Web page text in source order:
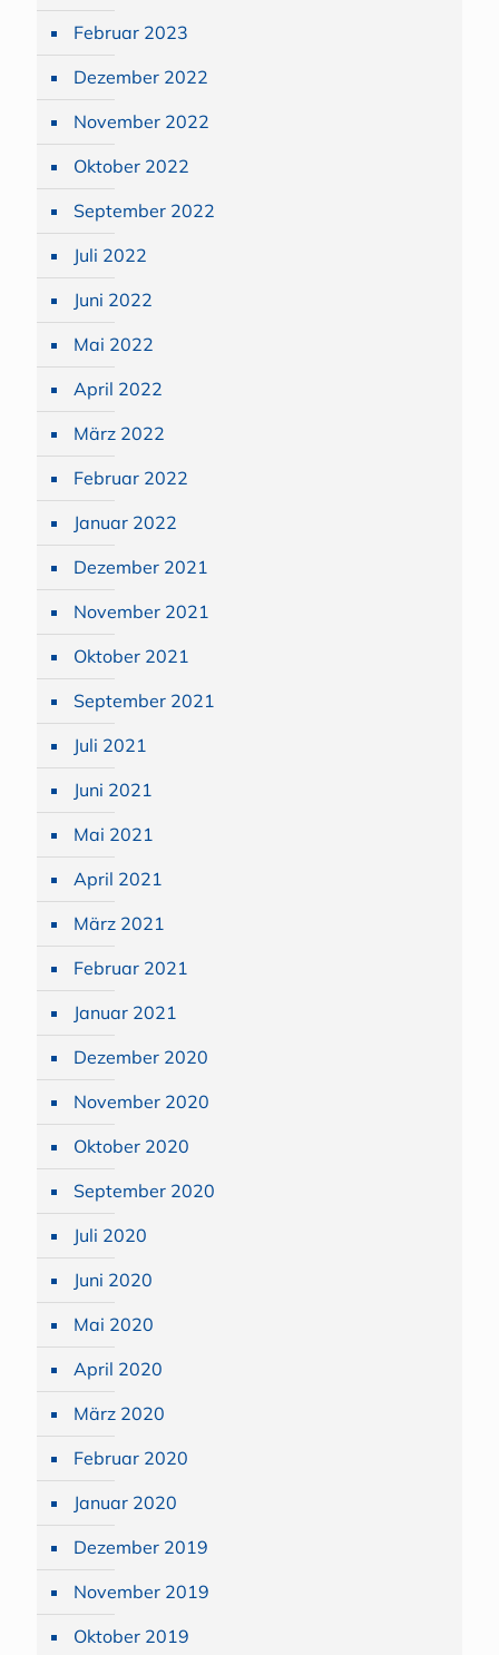
Februar 2023
Dezember 2022
November 2022
Oktober 2022
September 2022
Juli 2022
Juni 2022
Mai 2022
April 2022
März 2022
Februar 2022
Januar 2022
Dezember 2021
November 2021
Oktober 2021
September 2021
Juli 2021
Juni 2021
Mai 2021
April 2021
März 2021
Februar 2021
Januar 2021
Dezember 2020
November 2020
Oktober 2020
September 2020
Juli 2020
Juni 2020
Mai 2020
April 2020
März 2020
Februar 2020
Januar 2020
Dezember 2019
November 2019
Oktober 2019